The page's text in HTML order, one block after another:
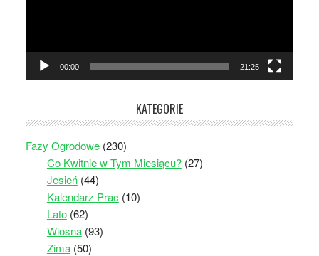
00:00 21:25
KATEGORIE
Fazy Ogrodowe(230)
Co Kwitnie w Tym Miesiącu?(27)
Jesień(44)
Kalendarz Prac (10)
Lato(62)
Wiosna(93)
Zima(50)